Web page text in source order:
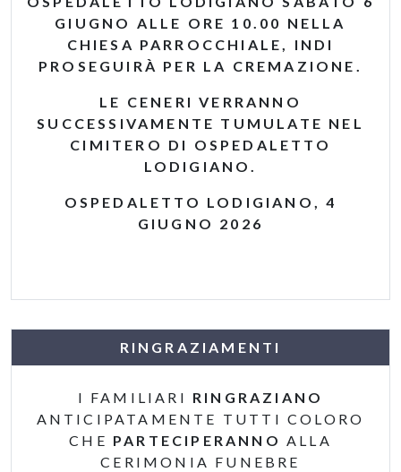
GIUGNO ALLE ORE 10.00 NELLA
CHIESA PARROCCHIALE, INDI
PROSEGUIRÀ PER LA CREMAZIONE.
LE CENERI VERRANNO
SUCCESSIVAMENTE TUMULATE NEL
CIMITERO DI OSPEDALETTO
LODIGIANO.
OSPEDALETTO LODIGIANO, 4
GIUGNO 2026
RINGRAZIAMENTI
I FAMILIARI RINGRAZIANO
ANTICIPATAMENTE TUTTI COLORO
CHE PARTECIPERANNO ALLA
CERIMONIA FUNEBRE